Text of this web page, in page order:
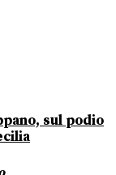
sul podio